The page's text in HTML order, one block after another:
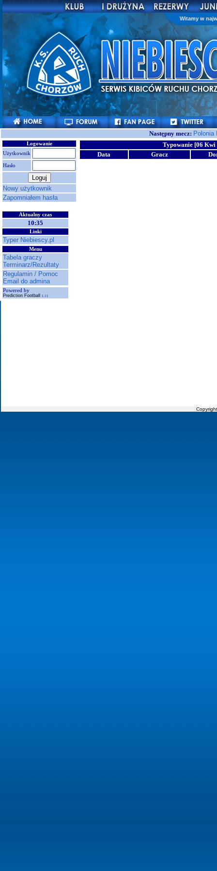
Witamy w
Następny mecz:
Logowanie
Użytkownik
Hasło
Nowy użytkownik
Zapomniałem hasła
Aktualny czas
10:35
Linki
Typer Niebiescy.pl
Menu
Tabela graczy
Terminarz/Rezultaty
Regulamin / Pomoc
Email do admina
Powered by
Prediction Football 1.11
Typowanie [06 Kwi
Data
Gracz